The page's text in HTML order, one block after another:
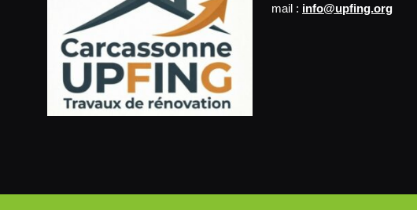
mail : info@upfing.org